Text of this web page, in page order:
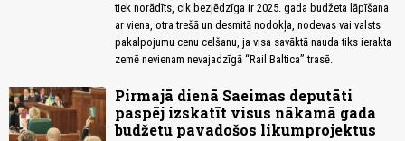
tiek norādīts, cik bezjēdzīga ir 2025. gada budžeta lāpīšana
ar viena, otra trešā un desmitā nodokļa, nodevas vai valsts
pakalpojumu cenu celšanu, ja visa savāktā nauda tiks ierakta
zemē nevienam nevajadzīgā “Rail Baltica” trasē.
Pirmajā dienā Saeimas deputāti
paspēj izskatīt visus nākamā gada
budžetu pavadošos likumprojektus